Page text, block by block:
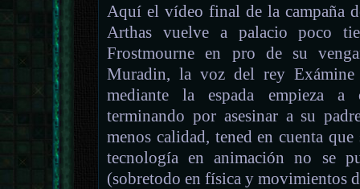
Aquí el vídeo final de la campaña
Arthas vuelve a palacio poco
Frostmourne en pro de su
Muradin, la voz del rey
mediante la espada empieza
terminando por asesinar a su
menos calidad, tened en cuenta
tecnología en animación no se
(sobretodo en física y movimientos